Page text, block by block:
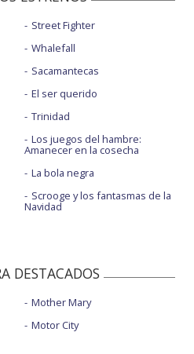
Street Fighter
Whalefall
Sacamantecas
El ser querido
Trinidad
Los juegos del hambre:
Amanecer en la cosecha
La bola negra
Scrooge y los fantasmas de la
Navidad
DESTACADOS
Mother Mary
Motor City